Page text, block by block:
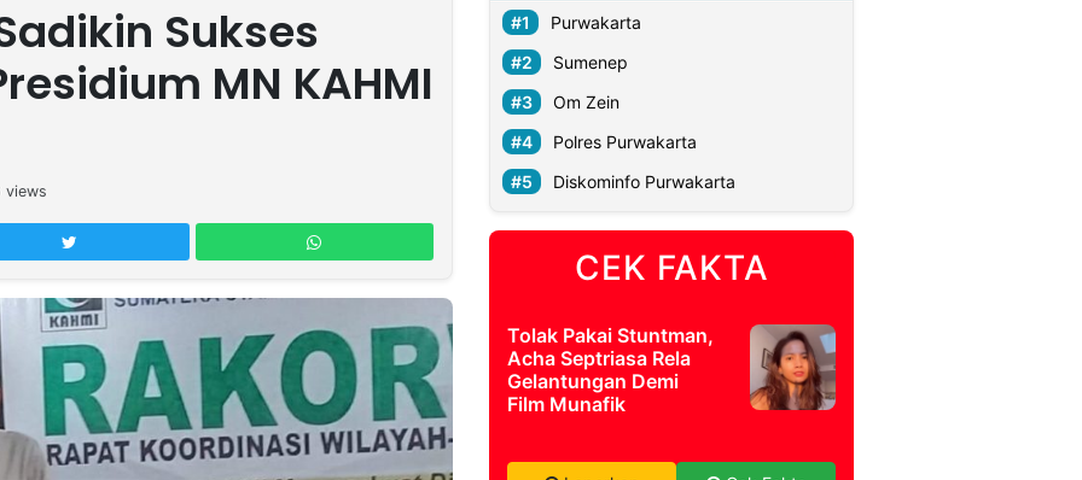
Sukses
MN KAHMI
views
Purwakarta
Sumenep
Om Zein
Polres Purwakarta
Diskominfo Purwakarta
CEK FAKTA
Tolak Pakai Stuntman,
Acha Septriasa Rela
Gelantungan Demi
Film Munafik